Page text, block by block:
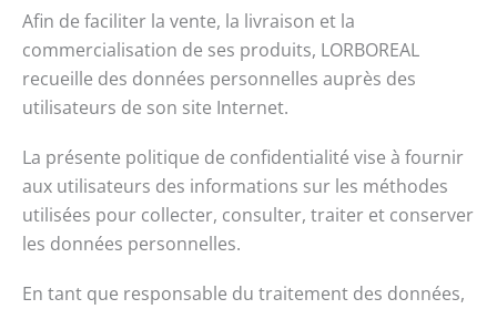
Afin de faciliter la vente, la livraison et la
commercialisation de ses produits, LORBOREAL
recueille des données personnelles auprès des
utilisateurs de son site Internet.
La présente politique de confidentialité vise à fournir
aux utilisateurs des informations sur les méthodes
utilisées pour collecter, consulter, traiter et conserver
les données personnelles.
En tant que responsable du traitement des données,